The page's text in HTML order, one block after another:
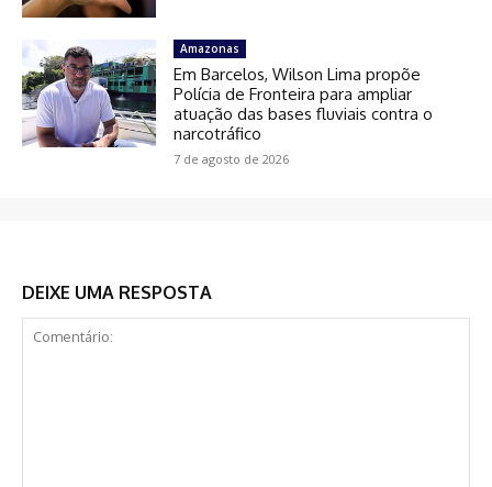
Amazonas
Em Barcelos, Wilson Lima propõe
Polícia de Fronteira para ampliar
atuação das bases fluviais contra o
narcotráfico
7 de agosto de 2026
DEIXE UMA RESPOSTA